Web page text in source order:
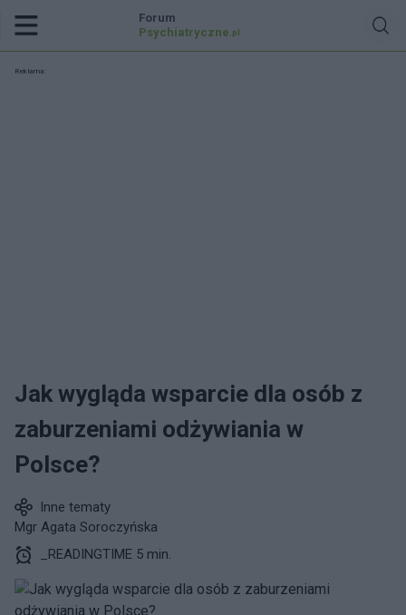
Forum
Psychiatryczne .pl
Reklama:
Jak wygląda wsparcie dla osób z
zaburzeniami odżywiania w
Polsce?
Inne tematy
Mgr Agata Soroczyńska
_READINGTIME 5 min.